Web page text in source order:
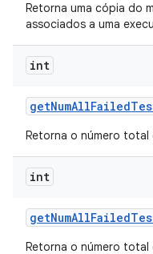
Retorna uma cópia do
associados a uma
int
getNumAllFailed
Retorna o número
int
getNumAllFailed
Retorna o número